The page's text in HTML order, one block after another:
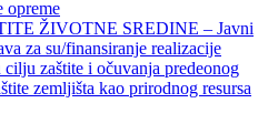
opreme
ŽIVOTNE SREDINE – Javni
za su/finansiranje realizacije
zaštite i očuvanja predeonog
zemljišta kao prirodnog resursa